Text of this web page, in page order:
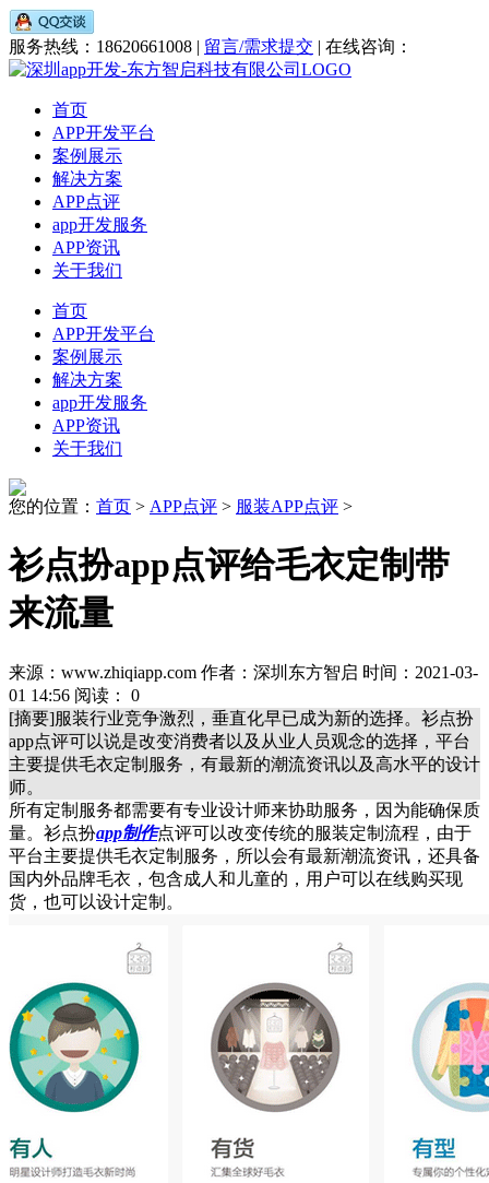
服务热线：18620661008 | 留言/需求提交 | 在线咨询：
首页
APP开发平台
案例展示
解决方案
APP点评
app开发服务
APP资讯
关于我们
首页
APP开发平台
案例展示
解决方案
app开发服务
APP资讯
关于我们
您的位置： 首页 > APP点评 > 服装APP点评 >
衫点扮app点评给毛衣定制带
来流量
来源：www.zhiqiapp.com 作者：深圳东方智启 时间：2021-03-
01 14:56 阅读：
0
[摘要]服装行业竞争激烈，垂直化早已成为新的选择。衫点扮
app点评可以说是改变消费者以及从业人员观念的选择，平台
主要提供毛衣定制服务，有最新的潮流资讯以及高水平的设计
师。
所有定制服务都需要有专业设计师来协助服务，因为能确保质
量。衫点扮app制作点评可以改变传统的服装定制流程，由于
平台主要提供毛衣定制服务，所以会有最新潮流资讯，还具备
国内外品牌毛衣，包含成人和儿童的，用户可以在线购买现
货，也可以设计定制。